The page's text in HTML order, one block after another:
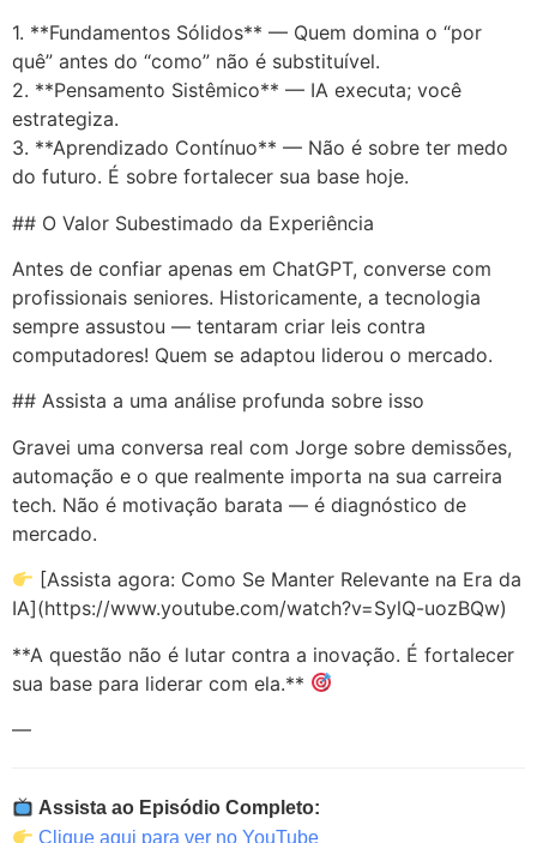
1. **Fundamentos Sólidos** — Quem domina o “por
quê” antes do “como” não é substituível.
2. **Pensamento Sistêmico** — IA executa; você
estrategiza.
3. **Aprendizado Contínuo** — Não é sobre ter medo
do futuro. É sobre fortalecer sua base hoje.
## O Valor Subestimado da Experiência
Antes de confiar apenas em ChatGPT, converse com
profissionais seniores. Historicamente, a tecnologia
sempre assustou — tentaram criar leis contra
computadores! Quem se adaptou liderou o mercado.
## Assista a uma análise profunda sobre isso
Gravei uma conversa real com Jorge sobre demissões,
automação e o que realmente importa na sua carreira
tech. Não é motivação barata — é diagnóstico de
mercado.
[Assista agora: Como Se Manter Relevante na Era da
IA](https://www.youtube.com/watch?v=SylQ-uozBQw)
**A questão não é lutar contra a inovação. É fortalecer
sua base para liderar com ela.**
—
Assista ao Episódio Completo:
Clique aqui para ver no YouTube